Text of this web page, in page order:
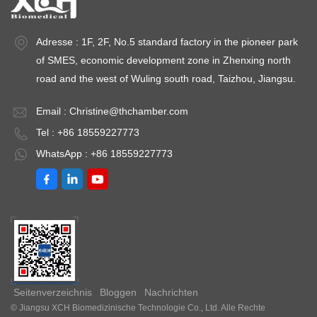
Besondere einzigartig sein Konstruktion Sie erfordern
Wasserversorgung . Aus Sicherheitsgründen kann die Zeit,
die der Bediener in Innenräumen verbringt, begrenzt sein
Bei der Erforschung einer begehbaren Prüfkammer sind
Kapitalkauf können Sie keine Details ignorieren. Lassen Sie
sich von Ihrem gesamten Team beraten. Arbeiten Sie hart
daran, Ihre Testanforderungen zu verstehen. Wenden Sie
der eine kundenspezifische Lösung innerhalb Ihres Budgets
Adresse : 1F, 2F, No.5 standard factory in the pioneer park
of SMES, economic development zone in Zhenxing north
road and the west of Wuling south road, Taizhou, Jiangsu.
Email : Christine@thchamber.com
Tel : +86 18559227773
WhatsApp : +86 18559227773
Seitenverzeichnis Bloggen Nachrichten
© Jiangsu XCH Biomedizinische Technologie Co., Ltd. Alle Rechte